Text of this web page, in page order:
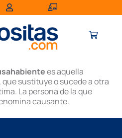
es aquella
sustituye o sucede a otra
La persona de la que
causante.